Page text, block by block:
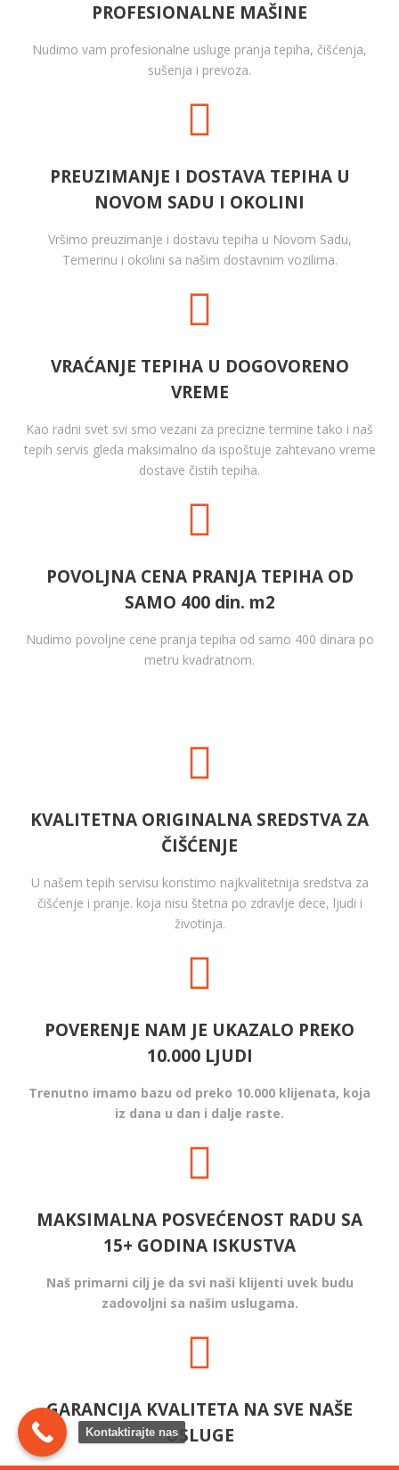
PROFESIONALNE MAŠINE
Nudimo vam profesionalne usluge pranja tepiha, čišćenja,
sušenja i prevoza.
PREUZIMANJE I DOSTAVA TEPIHA U
NOVOM SADU I OKOLINI
Vršimo preuzimanje i dostavu tepiha u Novom Sadu,
Temerinu i okolini sa našim dostavnim vozilima.
VRAĆANJE TEPIHA U DOGOVORENO
VREME
Kao radni svet svi smo vezani za precizne termine tako i naš
tepih servis gleda maksimalno da ispoštuje zahtevano vreme
dostave čistih tepiha.
POVOLJNA CENA PRANJA TEPIHA OD
SAMO 400 din. m2
Nudimo povoljne cene pranja tepiha od samo 400 dinara po
metru kvadratnom.
KVALITETNA ORIGINALNA SREDSTVA ZA
ČIŠĆENJE
U našem tepih servisu koristimo najkvalitetnija sredstva za
čišćenje i pranje. koja nisu štetna po zdravlje dece, ljudi i
životinja.
POVERENJE NAM JE UKAZALO PREKO
10.000 LJUDI
Trenutno imamo bazu od preko 10.000 klijenata, koja
iz dana u dan i dalje raste.
MAKSIMALNA POSVEĆENOST RADU SA
15+ GODINA ISKUSTVA
Naš primarni cilj je da svi naši klijenti uvek budu
zadovoljni sa našim uslugama.
GARANCIJA KVALITETA NA SVE NAŠE
USLUGE
Kontaktirajte nas